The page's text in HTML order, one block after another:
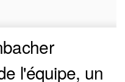
l'équipe, un